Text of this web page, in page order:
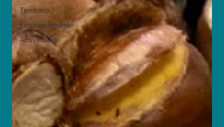
Territorio
Emprendimiento
Actividades